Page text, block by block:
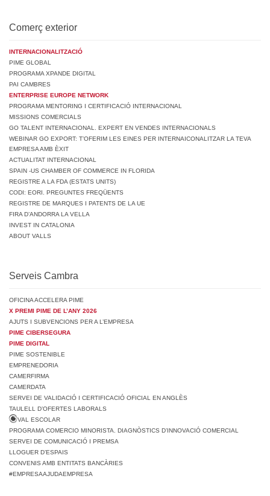
Comerç exterior
INTERNACIONALITZACIÓ
PIME GLOBAL
PROGRAMA XPANDE DIGITAL
PAI CAMBRES
ENTERPRISE EUROPE NETWORK
PROGRAMA MENTORING I CERTIFICACIÓ INTERNACIONAL
MISSIONS COMERCIALS
GO TALENT INTERNACIONAL. EXPERT EN VENDES INTERNACIONALS
WEBINAR GO EXPORT: T’OFERIM LES EINES PER INTERNAICONALITZAR LA TEVA
EMPRESA AMB ÈXIT
ACTUALITAT INTERNACIONAL
SPAIN -US CHAMBER OF COMMERCE IN FLORIDA
REGISTRE A LA FDA (ESTATS UNITS)
CODI: EORI. PREGUNTES FREQÜENTS
REGISTRE DE MARQUES I PATENTS DE LA UE
FIRA D’ANDORRA LA VELLA
INVEST IN CATALONIA
ABOUT VALLS
Serveis Cambra
OFICINA ACCELERA PIME
X PREMI PIME DE L’ANY 2026
AJUTS I SUBVENCIONS PER A L’EMPRESA
PIME CIBERSEGURA
PIME DIGITAL
PIME SOSTENIBLE
EMPRENEDORIA
CAMERFIRMA
CAMERDATA
SERVEI DE VALIDACIÓ I CERTIFICACIÓ OFICIAL EN ANGLÈS
TAULELL D’OFERTES LABORALS
VAL ESCOLAR
PROGRAMA COMERCIO MINORISTA. DIAGNÒSTICS D’INNOVACIÓ COMERCIAL
SERVEI DE COMUNICACIÓ I PREMSA
LLOGUER D’ESPAIS
CONVENIS AMB ENTITATS BANCÀRIES
#EMPRESAAJUDAEMPRESA